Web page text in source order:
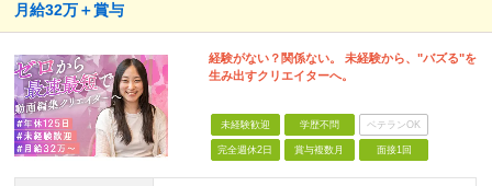
月給32万＋賞与
経験がない？関係ない。 未経験から、"バズる"を
生み出すクリエイターへ。
未経験歓迎 学歴不問 ベテランOK
完全週休2日 賞与複数月 面接1回